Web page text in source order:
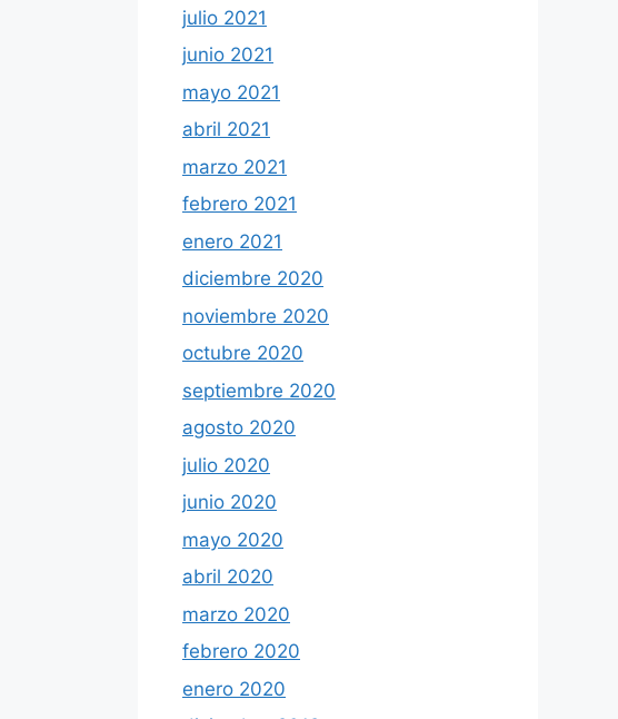
julio 2021
junio 2021
mayo 2021
abril 2021
marzo 2021
febrero 2021
enero 2021
diciembre 2020
noviembre 2020
octubre 2020
septiembre 2020
agosto 2020
julio 2020
junio 2020
mayo 2020
abril 2020
marzo 2020
febrero 2020
enero 2020